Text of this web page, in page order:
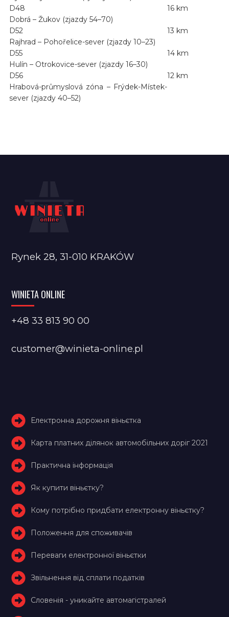
D48
Dobrá – Žukov (zjazdy 54–70)
16 km
D52
Rajhrad – Pohořelice-sever (zjazdy 10–23)
13 km
D55
Hulín – Otrokovice-sever (zjazdy 16–30)
14 km
D56
Hrabová-průmyslová zóna – Frýdek-Místek-
sever (zjazdy 40–52)
12 km
Rynek 28, 31-010 KRAKÓW
WINIETA ONLINE
+48 33 813 90 00
customer@winieta-online.pl
Електронна дорожня віньєтка
Карта платних ділянок автомобільних доріг 2021
Практична інформація
Як купити віньєтку?
Кому потрібно придбати електронну віньєтку?
Положення для споживачів
Переваги електронної віньєтки
Звільнення від сплати податків
Словенія - уникайте автомагістралей